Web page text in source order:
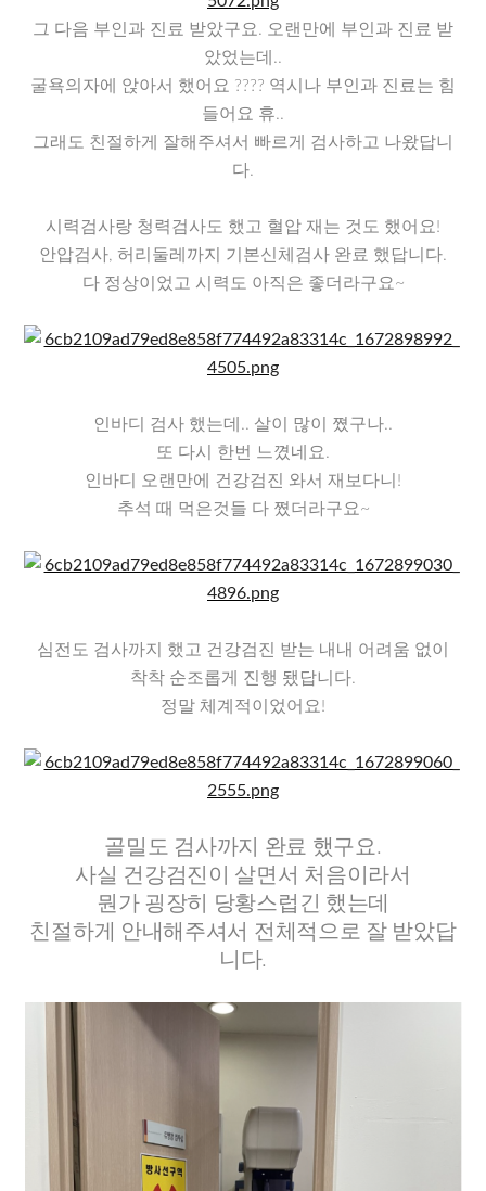
​그 다음 부인과 진료 받았구요. 오랜만에 부인과 진료 받
았었는데..
굴욕의자에 앉아서 했어요 ???? 역시나 부인과 진료는 힘
들어요 휴..
그래도 친절하게 잘해주셔서 빠르게 검사하고 나왔답니
다.
시력검사랑 청력검사도 했고 혈압 재는 것도 했어요!
안압검사, 허리둘레까지 기본신체검사 완료 했답니다.
다 정상이었고 시력도 아직은 좋더라구요~
인바디 검사 했는데.. 살이 많이 쪘구나..
또 다시 한번 느꼈네요.
인바디 오랜만에 건강검진 와서 재보다니!
추석 때 먹은것들 다 쪘더라구요~
심전도 검사까지 했고 건강검진 받는 내내 어려움 없이
착착 순조롭게 진행 됐답니다.
정말 체계적이었어요!
골밀도 검사까지 완료 했구요.
사실 건강검진이 살면서 처음이라서
뭔가 굉장히 당황스럽긴 했는데
친절하게 안내해주셔서 전체적으로 잘 받았답
니다.